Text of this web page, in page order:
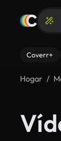
Coverr+
Hogar